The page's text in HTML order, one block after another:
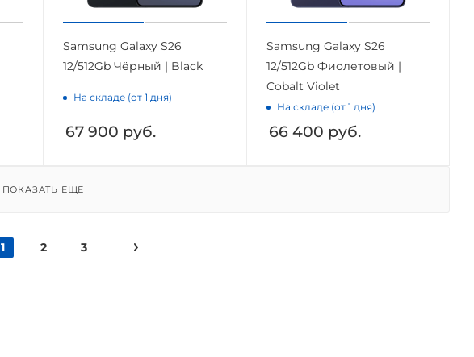
Samsung Galaxy S26
12/512Gb Чёрный | Black
На складе (от 1 дня)
67 900 руб.
Samsung Galaxy S26
12/512Gb Фиолетовый |
Cobalt Violet
На складе (от 1 дня)
66 400 руб.
ПОКАЗАТЬ ЕЩЕ
1 2 3